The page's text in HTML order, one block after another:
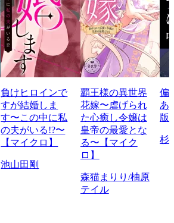
負けヒロインで
すが結婚しま
す〜この中に私
の夫がいる!?〜
【マイクロ】
池山田剛
覇王様の異世界
花嫁〜虐げられ
た心癒し令嬢は
皇帝の最愛とな
る〜【マイク
ロ】
森猫まりり/柚原
テイル
偏
あ
版
杉